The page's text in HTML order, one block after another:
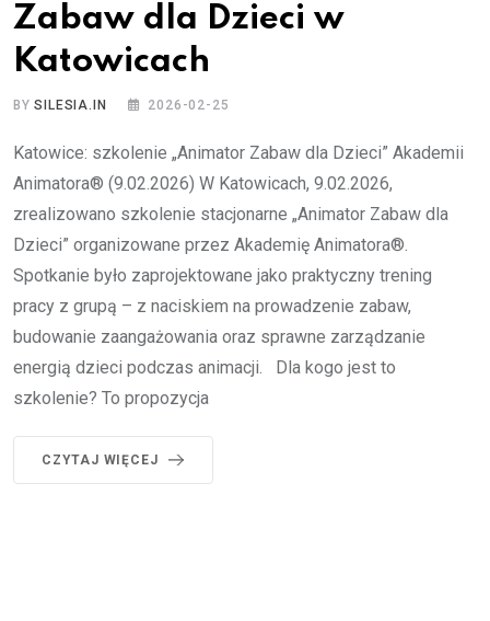
Zabaw dla Dzieci w
Katowicach
BYSILESIA.IN 2026-02-25
Katowice: szkolenie „Animator Zabaw dla Dzieci” Akademii
Animatora® (9.02.2026) W Katowicach, 9.02.2026,
zrealizowano szkolenie stacjonarne „Animator Zabaw dla
Dzieci” organizowane przez Akademię Animatora®.
Spotkanie było zaprojektowane jako praktyczny trening
pracy z grupą – z naciskiem na prowadzenie zabaw,
budowanie zaangażowania oraz sprawne zarządzanie
energią dzieci podczas animacji. Dla kogo jest to
szkolenie? To propozycja
CZYTAJ WIĘCEJ